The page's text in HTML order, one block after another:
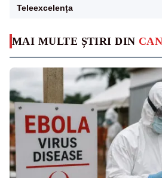
MAI MULTE ȘTIRI DIN
Teleexcelența